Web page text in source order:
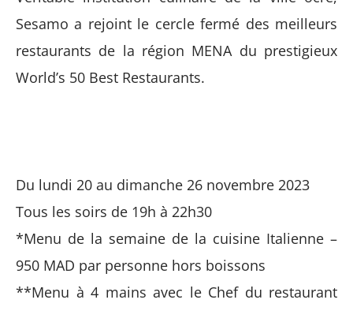
Sesamo a rejoint le cercle fermé des meilleurs
restaurants de la région MENA du prestigieux
World’s 50 Best Restaurants.
Du lundi 20 au dimanche 26 novembre 2023
Tous les soirs de 19h à 22h30
*Menu de la semaine de la cuisine Italienne –
950 MAD par personne hors boissons
**Menu à 4 mains avec le Chef du restaurant